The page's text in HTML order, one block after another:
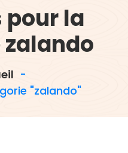
la
-
"zalando"